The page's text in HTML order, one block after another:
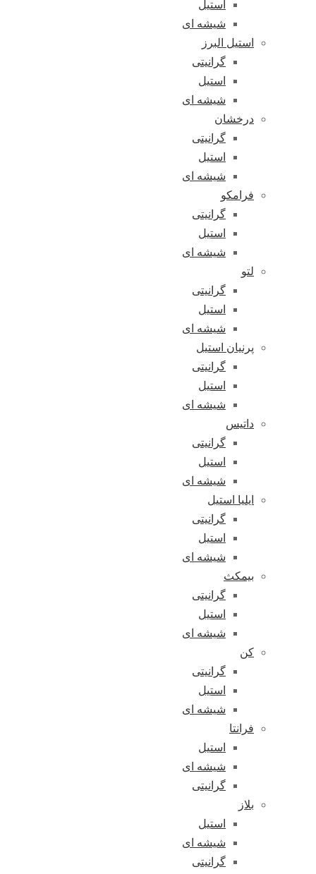
استیل
شیشه ای
استیل البرز
گرانیتی
استیل
شیشه ای
درخشان
گرانیتی
استیل
شیشه ای
فرامکو
گرانیتی
استیل
شیشه ای
لتو
گرانیتی
استیل
شیشه ای
پرنیان استیل
گرانیتی
استیل
شیشه ای
داتیس
گرانیتی
استیل
شیشه ای
ایلیا استیل
گرانیتی
استیل
شیشه ای
بیمکث
گرانیتی
استیل
شیشه ای
کن
گرانیتی
استیل
شیشه ای
فرانتا
استیل
شیشه ای
گرانیتی
بلاز
استیل
شیشه ای
گرانیتی